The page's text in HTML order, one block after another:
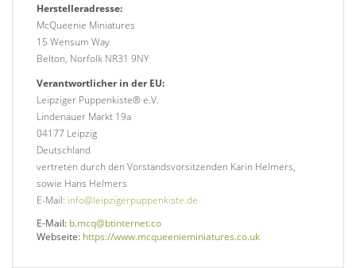
Herstelleradresse:
McQueenie Miniatures
15 Wensum Way
Belton, Norfolk NR31 9NY
Verantwortlicher in der EU:
Leipziger Puppenkiste® e.V.
Lindenauer Markt 19a
04177 Leipzig
Deutschland
vertreten durch den Vorstandsvorsitzenden Karin Helmers,
sowie Hans Helmers
E-Mail: info@leipzigerpuppenkiste.de
E-Mail: b.mcq@btinternet.co
Webseite: https://www.mcqueenieminiatures.co.uk